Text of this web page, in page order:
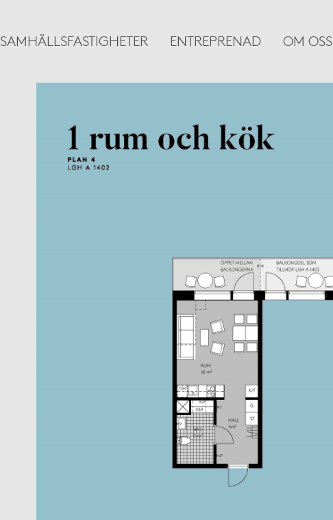
SAMHÄLLSFASTIGHETER ENTREPRENAD OM OSS